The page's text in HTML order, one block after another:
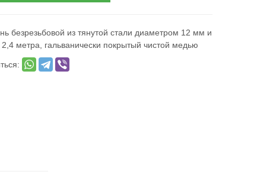
безрезьбовой из тянутой стали диаметром 12 мм и
метра, гальванически покрытый чистой медью